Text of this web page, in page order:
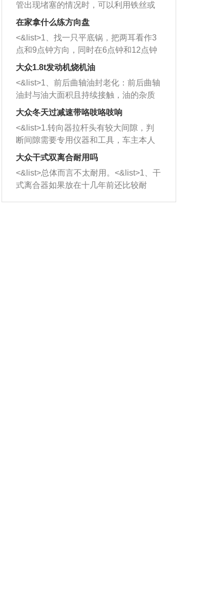
管出现堵塞的情况时，可以利用铁丝或
者是细棍，直接将杂物给取出来，如果
堵塞情况比较严重，也可以采取应急措
施。 <&list>2、直接利用木棍将所有的
杂物推到排气管里面的位置处，然后将
三元催化器拆解开，就可以将堵塞的东
西取出来。但如果是因为积碳过多引起
的堵塞，就需要将三元催化器泡在草酸
洗剂对堵塞的情况得到解决，将清洗剂
放在燃油箱中，与燃油混合后，车辆启
动时，就可以和汽油一起进入到燃烧
室，最后形成废气排出，就可以让三元
催化器得到清洗，排气管堵塞的情况就
能够得到解决。
在家拿什么练方向盘
<&list>1、找一只平底锅，把两耳看作3
点和9点钟方向，同时在6点钟和12点钟
方向做一个标记。 <&list>2、双手握住
一圈半的练习，往右同样也要打相同的
圈数。 <&list>3、最后强调要反复练
习，这样就可以形成肌肉记忆，在真实
驾驶车辆时，不需要记忆也能打好方
向。
大众1.8t发动机烧机油
<&list>1、前后曲轴油封老化：前后曲轴
油封与油大面积且持续接触，油的杂质
和发动机内持续温度变化使其密封效果
逐渐减弱，导致渗油或漏油。<&list>2、
活塞间隙过大：积碳会使活塞环与缸体
的间隙扩大，导致机油流入燃烧室中，
造成烧机油。<&list>3、机油粘度。使用
机油粘度过小的话，同样会有烧机油现
象，机油粘度过小具有很好的流动性，
大众冬天过减速带咯吱咯吱响
<&list>1.转向器拉杆头有较大间隙，判
断间隙需要专用仪器和工具，车主本人
无法制作，需要将车辆送到修理厂或4s
店；<&list>2.车辆半轴套管防尘罩破
裂，破裂后会出现漏油现象，使半轴磨
损严重，磨损的半轴容易损坏，产生异
响；<&list>3.稳定器的转向胶套和球头
大众干式双离合耐用吗
<&list>总体而言不太耐用。<&list>1、干
式离合器如果放在十几年前还比较耐